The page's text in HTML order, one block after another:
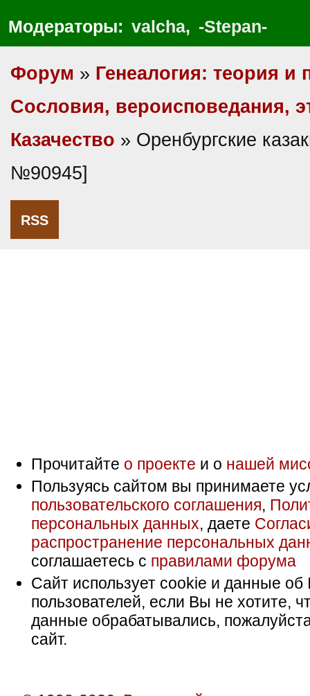
Модераторы: valcha, -Stepan-
Форум » Генеалогия: теория и
Сословия, вероисповедания,
Казачество » Оренбургские
№90945]
RSS
Прочитайте о проекте и о нашей
Пользуясь сайтом вы принимаете
пользовательского соглашения,
персональных данных, даете
распространение персональных
соглашаетесь с правилами форума
Сайт использует cookie и данные об
пользователей, если Вы не хотите,
данные обрабатывались,
сайт.